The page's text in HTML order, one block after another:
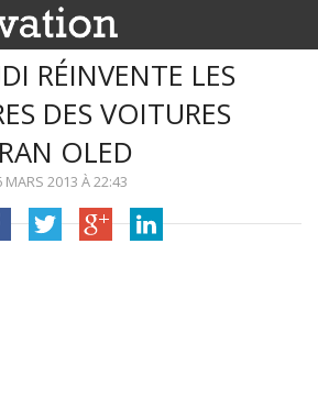
RÉINVENTE LES
DES VOITURES
OLED
MARS 2013 À22:43